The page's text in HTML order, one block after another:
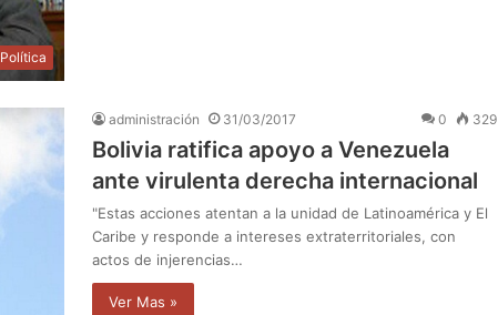
Política
administración 31/03/2017 0 329
Bolivia ratifica apoyo a Venezuela
ante virulenta derecha internacional
"Estas acciones atentan a la unidad de Latinoamérica y El
Caribe y responde a intereses extraterritoriales, con
actos de injerencias…
Ver Mas »